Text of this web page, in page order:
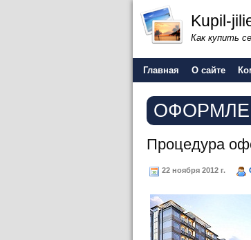
Kupil-
Как купить
Главная О сайте
Процедура
22 ноября 2012 г.